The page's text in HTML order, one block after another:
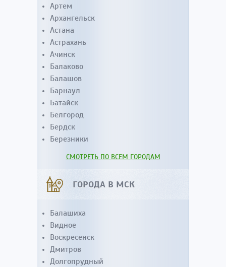
Артем
Архангельск
Астана
Астрахань
Ачинск
Балаково
Балашов
Барнаул
Батайск
Белгород
Бердск
Березники
СМОТРЕТЬ ПО ВСЕМ ГОРОДАМ
ГОРОДА В МСК
Балашиха
Видное
Воскресенск
Дмитров
Долгопрудный